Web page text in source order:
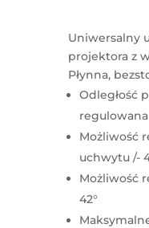
Uniwersalny
projektora z
Płynna,
Odległość
regulowana
Możliwość
uchwytu /-
Możliwość
42°